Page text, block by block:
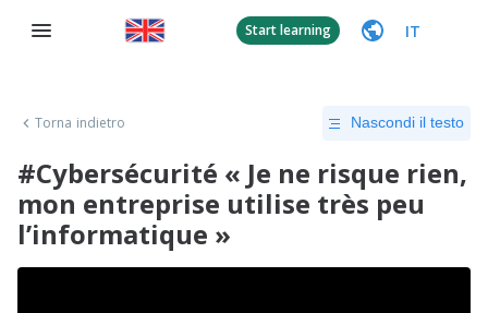
Start learning IT
Torna indietro Nascondi il testo
#Cybersécurité « Je ne risque rien,
mon entreprise utilise très peu
l’informatique »